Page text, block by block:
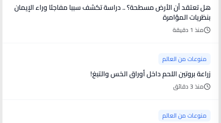
هل تعتقد أن الأرض مسطحة؟ .. دراسة تكشف سببا مفاجئا وراء الإيمان
بنظريات المؤامرة
منذ 1 دقيقة
منوعات من العالم
زراعة بروتين اللحم داخل أوراق الخس والتبغ!
منذ 3 دقائق
منوعات من العالم